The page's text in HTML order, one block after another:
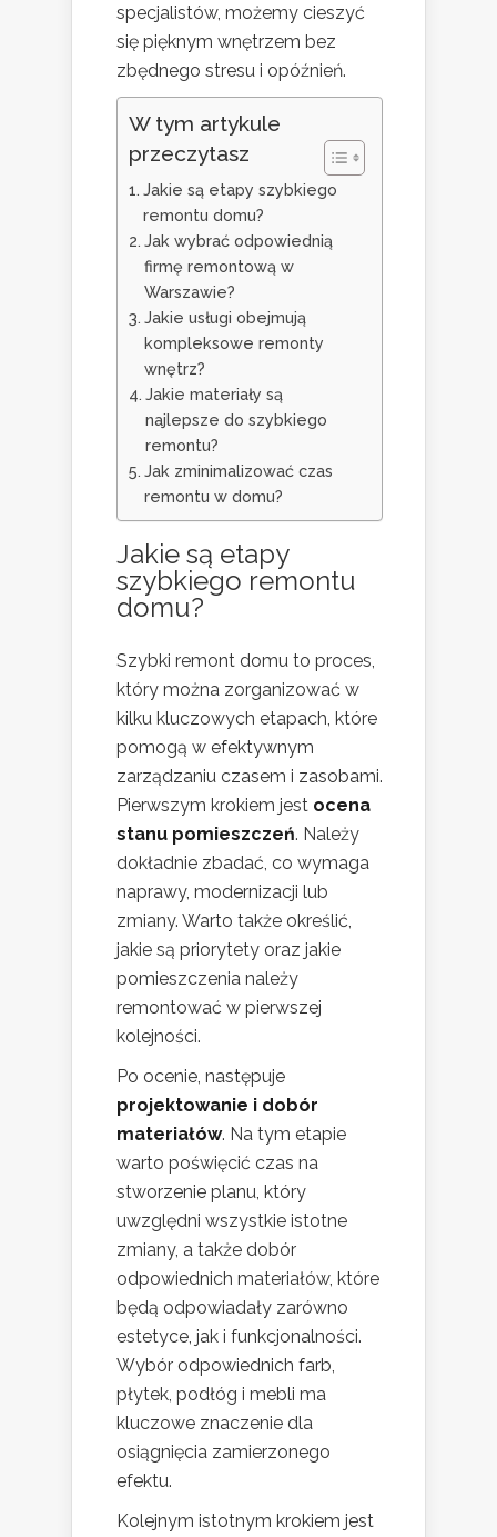
specjalistów, możemy cieszyć
się pięknym wnętrzem bez
zbędnego stresu i opóźnień.
W tym artykule
przeczytasz
Jakie są etapy szybkiego
remontu domu?
Jak wybrać odpowiednią
firmę remontową w
Warszawie?
Jakie usługi obejmują
kompleksowe remonty
wnętrz?
Jakie materiały są
najlepsze do szybkiego
remontu?
Jak zminimalizować czas
remontu w domu?
Jakie są etapy
szybkiego remontu
domu?
Szybki remont domu to proces,
który można zorganizować w
kilku kluczowych etapach, które
pomogą w efektywnym
zarządzaniu czasem i zasobami.
Pierwszym krokiem jest ocena
stanu pomieszczeń. Należy
dokładnie zbadać, co wymaga
naprawy, modernizacji lub
zmiany. Warto także określić,
jakie są priorytety oraz jakie
pomieszczenia należy
remontować w pierwszej
kolejności.
Po ocenie, następuje
projektowanie i dobór
materiałów. Na tym etapie
warto poświęcić czas na
stworzenie planu, który
uwzględni wszystkie istotne
zmiany, a także dobór
odpowiednich materiałów, które
będą odpowiadały zarówno
estetyce, jak i funkcjonalności.
Wybór odpowiednich farb,
płytek, podłóg i mebli ma
kluczowe znaczenie dla
osiągnięcia zamierzonego
efektu.
Kolejnym istotnym krokiem jest